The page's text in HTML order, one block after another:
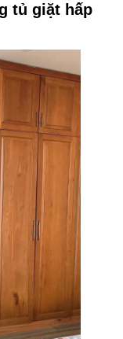
tủ giặt hấp